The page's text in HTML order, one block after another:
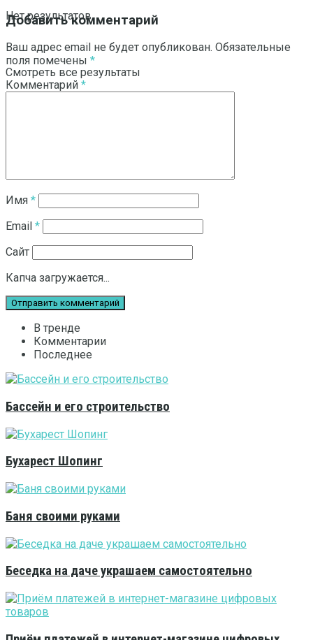
Нет результатов
Смотреть все результаты
Добавить комментарий
Ваш адрес email не будет опубликован. Обязательные
поля помечены *
Комментарий *
Имя *
Email *
Сайт
Капча загружается...
В тренде
Комментарии
Последнее
Бассейн и его строительство
Бухарест Шопинг
Баня своими руками
Беседка на даче украшаем самостоятельно